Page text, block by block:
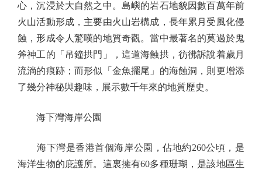
心，沉浸於大自然之中。島嶼的岩石地貌因數百萬年前
火山活動形成，主要由火山岩構成，長年累月受風化侵
蝕，形成令人驚嘆的地質奇觀。當中最著名的莫過於鬼
斧神工的「吊鐘拱門」，這道海蝕拱，彷彿訴說着歲月
流淌的痕跡；而形似「金魚擺尾」的海蝕洞，則更增添
了幾分神秘與趣味，展示數千年來的地質歷史。
海下灣海岸公園
海下灣是香港首個海岸公園，佔地約260公頃，是
海洋生物的庇護所。這裏擁有60多種珊瑚，是該地區生